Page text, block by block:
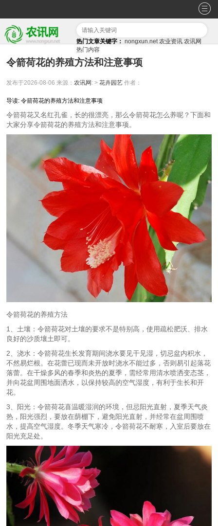
热门文章关键字： nongxun.net 农业资讯 农讯网
热门内容
令箭荷花的养殖方法和注意事项
发布于2026-08-06 来源：农讯网 : >花卉园艺 作者：
导读: 令箭荷花的养殖方法和注意事项
令箭荷花又名红孔雀，长的很漂亮，那么令箭荷花怎么养呢？下面和
大家分享令箭荷花的养殖方法和注意事项。
令箭荷花的养殖方法
1、土壤：令箭荷花对土壤的要求不是特别高，使用疏松肥沃、排水
良好的沙质壤土即可。
2、浇水：令箭荷花生长发育期间浇水要见干见湿，切忌盆内积水，
不然易烂根。在花蕾已现而未开放时浇水不能过多，否则易引起落花
落蕾。在干燥多风的春季和炎热的夏季，需经常用清水喷洒变态茎，
并向花盆周围地面洒水，以保持较高的空气湿度，有利于生长和开
花。
3、阳光：令箭荷花喜温暖湿润的环境，但忌阳光直射，夏季天气炎
热，阳光强烈，要放在荫棚下，避免阳光直射，并经常在盆周围喷
水，提高空气湿度。冬季天气寒冷，令箭荷花不耐寒，入室后要放在
阳光充足处。